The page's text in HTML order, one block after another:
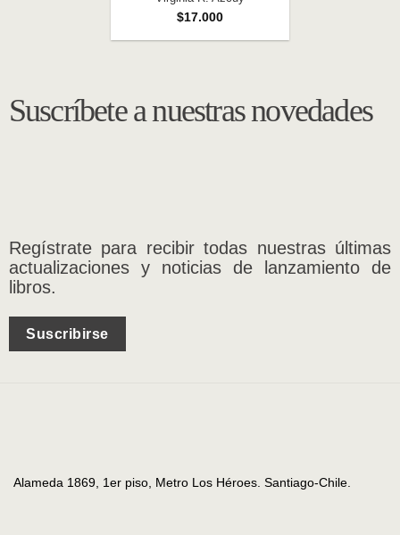
$17.000
Suscríbete a nuestras novedades
Regístrate para recibir todas nuestras últimas
actualizaciones y noticias de lanzamiento de
libros.
Suscribirse
Alameda 1869, 1er piso, Metro Los Héroes. Santiago-Chile.